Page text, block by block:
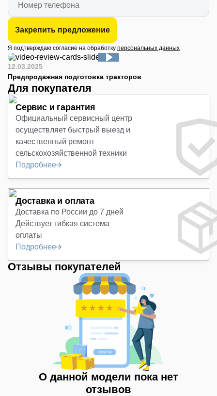
Закрепить предложение
Я подтверждаю согласие на обработку персональных данных
12.03.2025
Предпродажная подготовка тракторов
Для покупателя
Сервис и гарантия
Официальный сервисный центр
осуществляет быстрый выезд и
качественный ремонт
сельскохозяйственной техники
Подробнее
Доставка и оплата
Доставка по России до 7 дней
Действует гибкая система
оплаты
Подробнее
Отзывы покупателей
О данной модели пока нет
отзывов